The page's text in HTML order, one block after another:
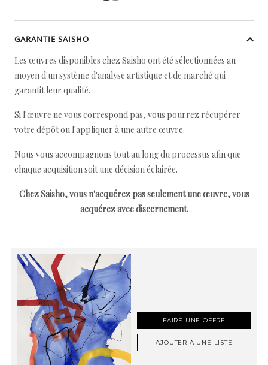
GARANTIE SAISHO
Les œuvres disponibles chez Saisho ont été sélectionnées au
moyen d'un système d'analyse artistique et de marché qui
garantit leur qualité.
Si l'œuvre ne vous correspond pas, vous pourrez récupérer
votre dépôt ou l'appliquer à une autre œuvre.
Nous vous accompagnons tout au long du processus afin que
chaque acquisition soit une décision éclairée.
Chez Saisho, vous n'acquérez pas seulement une œuvre, vous
acquérez avec discernement.
FAIRE UNE OFFRE
AJOUTER À UNE LISTE